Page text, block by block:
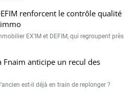
renforcent le contrôle qualité
EX’IM et DEFIM, qui regroupent près
anticipe un recul des
est-il déjà en train de replonger ?